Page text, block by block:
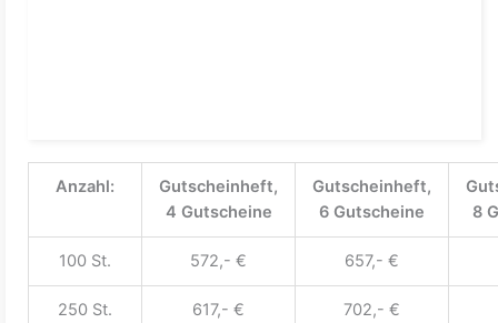
Anzahl:
Gutscheinheft,
4 Gutscheine
Gutscheinheft,
6 Gutscheine
8
100 St. 572,- € 657,- €
250 St. 617,- € 702,- €